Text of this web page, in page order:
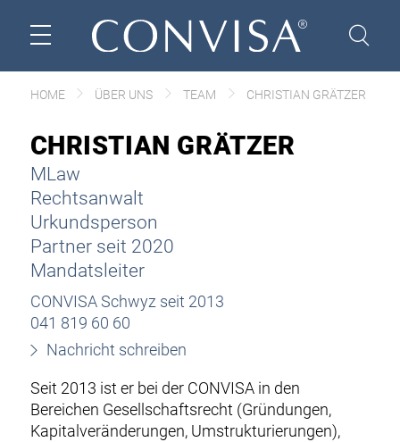
HOME ÜBER UNS TEAM CHRISTIAN GRÄTZER
CHRISTIAN GRÄTZER
MLaw
Rechtsanwalt
Urkundsperson
Partner seit 2020
Mandatsleiter
CONVISA Schwyz seit 2013
041 819 60 60
Nachricht schreiben
Seit 2013 ist er bei der CONVISA in den
Bereichen Gesellschaftsrecht (Gründungen,
Kapitalveränderungen, Umstrukturierungen),